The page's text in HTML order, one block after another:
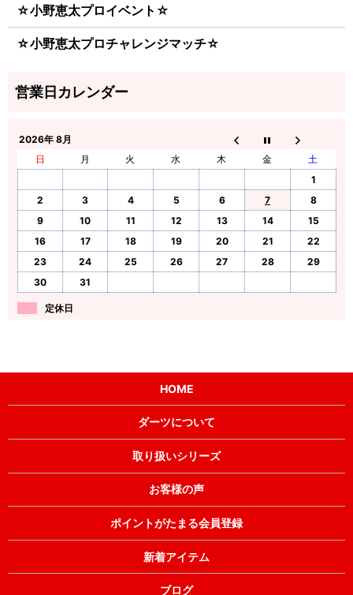
☆小野恵太プロイベント☆
☆小野恵太プロチャレンジマッチ☆
2026年 8月
日
月 火 水 木 金
土
1
2
3 4 5 6 7
8
9
10 11 12 13 14
15
16
17 18 19 20 21
22
23
24 25 26 27 28
29
30
31
定休日
HOME
ダーツについて
取り扱いシリーズ
お客様の声
ポイントがたまる会員登録
新着アイテム
ブログ